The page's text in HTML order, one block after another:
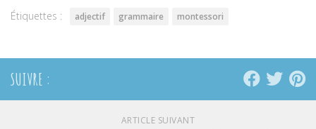
Étiquettes : adjectif grammaire montessori
SUIVRE :
ARTICLE SUIVANT